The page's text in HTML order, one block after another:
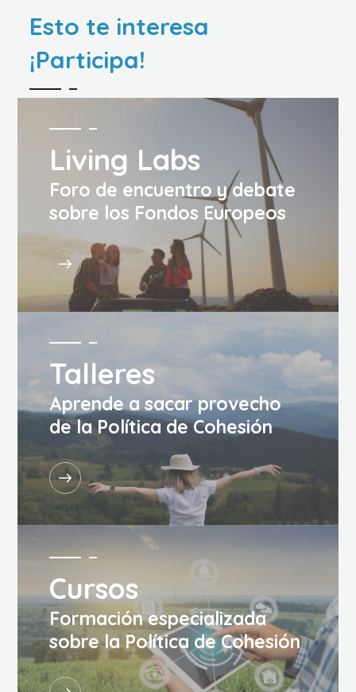
Esto te interesa
¡Participa!
Living Labs
Foro de encuentro y debate
sobre los Fondos Europeos
Talleres
Aprende a sacar provecho
de la Política de Cohesión
Cursos
Formación especializada
sobre la Política de Cohesión